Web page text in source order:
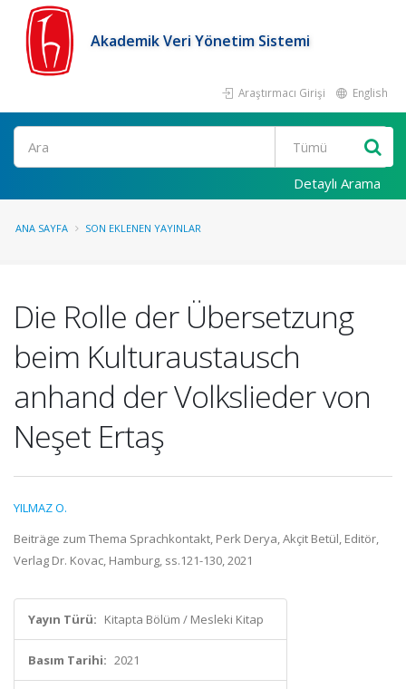
Akademik Veri Yönetim Sistemi
Araştırmacı Girişi English
Ara
Detaylı Arama
ANA SAYFA SON EKLENEN YAYINLAR
Die Rolle der Übersetzung
beim Kulturaustausch
anhand der Volkslieder von
Neşet Ertaş
YILMAZ O.
Beiträge zum Thema Sprachkontakt, Perk Derya, Akçit Betül, Editör,
Verlag Dr. Kovac, Hamburg, ss.121-130, 2021
Yayın Türü: Kitapta Bölüm / Mesleki Kitap
Basım Tarihi: 2021